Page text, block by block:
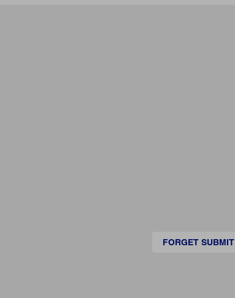
FORGET SUBMIT